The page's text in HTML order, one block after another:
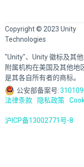
Copyright © 2023 Unity
Technologies
"Unity"、Unity 徽标及其
附属机构在美国及其他地
是其各自所有者的商标。
公安部备案号:
法律条款
隐私政策
沪ICP备13002771号-8